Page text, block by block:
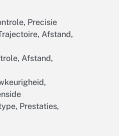
Precisie
Afstand,
Afstand,
Prestaties,